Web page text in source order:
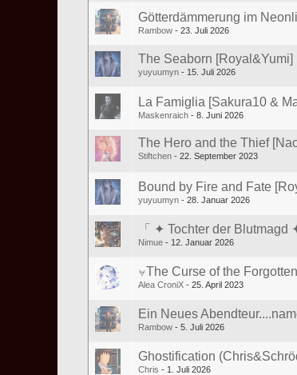
Götterdämmerung im
Rambow 23. Juli 2026
The Seaborn [Royal&Yumi]
yuyuumyn 15. Juli 2026
La Famiglia [Sakura10 &
Maskenraich 8. Juni 2026
The Hero and the Thief
Stiftchen 22. September 2023
Bound by Fire and Fate
yuyuumyn 28. Januar 2026
「 ✦ Tochter der
Nimue 12. Januar 2026
⍱The Curse of the
Alea CroniX 25. April 2023
Ein Neues
Rambow 5. Juli 2026
Ghostification
Chris 1. Juli 2026